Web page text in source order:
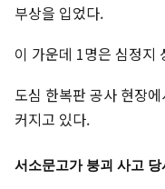
부상을 입었다.
이 가운데 1명은 심정지
도심 한복판 공사 현장
커지고 있다.
서소문고가 붕괴 사고